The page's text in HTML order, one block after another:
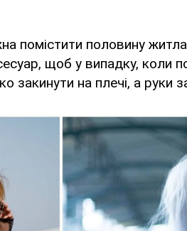
помістити половину
щоб у випадку, коли
закинути на плечі, а руки